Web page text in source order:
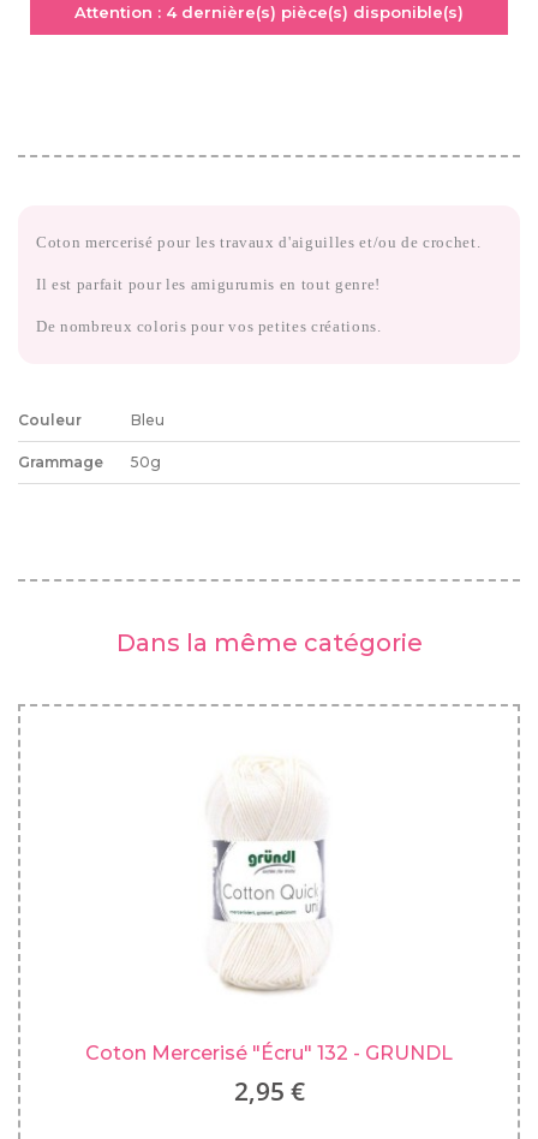
Attention : 4dernière(s) pièce(s) disponible(s)
Coton mercerisé pour les travaux d'aiguilles et/ou de crochet.
Il est parfait pour les amigurumis en tout genre!
De nombreux coloris pour vos petites créations.
Couleur Bleu
Grammage 50g
Dans la même catégorie
Coton Mercerisé "Écru" 132 - GRUNDL
2,95 €